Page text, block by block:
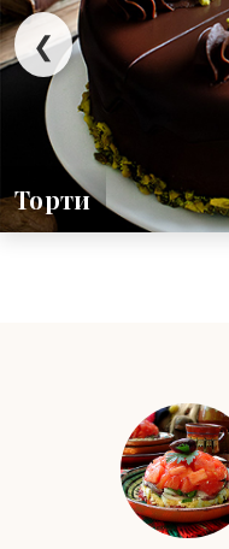
❮
Торти